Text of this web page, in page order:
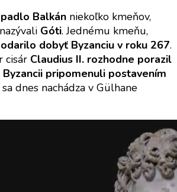
Balkán niekoľko kmeňov,
Góti. Jednému kmeňu,
dobyť Byzanciu v roku 267.
cisár Claudius II. rozhodne porazil
Byzancii pripomenuli postavením
dnes nachádza v Gülhane